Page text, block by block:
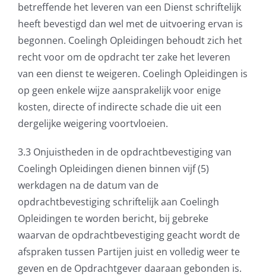
betreffende het leveren van een Dienst schriftelijk
heeft bevestigd dan wel met de uitvoering ervan is
begonnen. Coelingh Opleidingen behoudt zich het
recht voor om de opdracht ter zake het leveren
van een dienst te weigeren. Coelingh Opleidingen is
op geen enkele wijze aansprakelijk voor enige
kosten, directe of indirecte schade die uit een
dergelijke weigering voortvloeien.
3.3 Onjuistheden in de opdrachtbevestiging van
Coelingh Opleidingen dienen binnen vijf (5)
werkdagen na de datum van de
opdrachtbevestiging schriftelijk aan Coelingh
Opleidingen te worden bericht, bij gebreke
waarvan de opdrachtbevestiging geacht wordt de
afspraken tussen Partijen juist en volledig weer te
geven en de Opdrachtgever daaraan gebonden is.